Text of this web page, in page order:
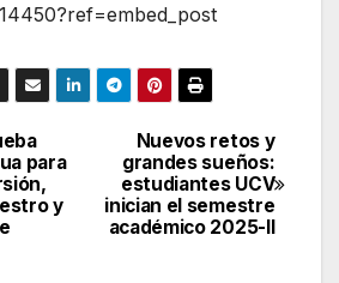
Nuevos retos y
grandes sueños:
estudiantes UCV
inician el semestre
académico 2025-II
para
y